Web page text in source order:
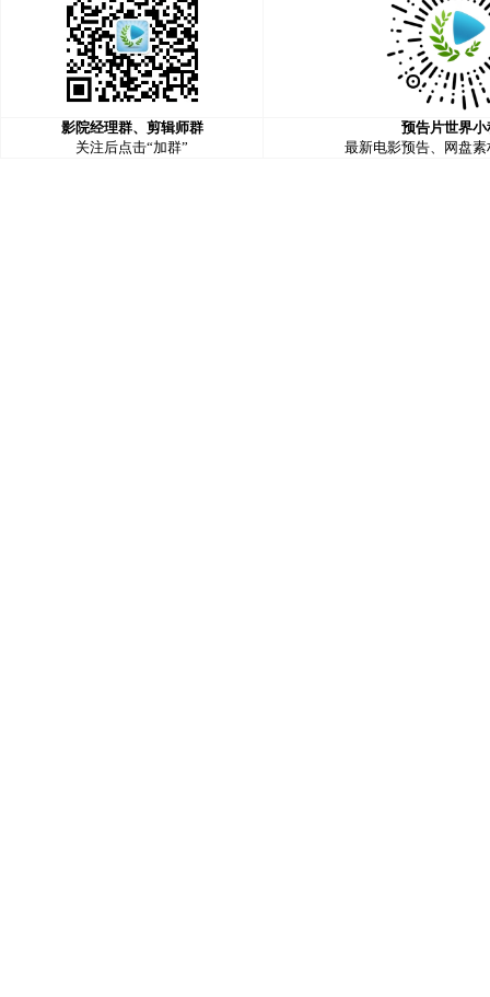
影院经理群、剪辑师群
关注后点击“加群”
预告片世界小
最新电影预告、网盘